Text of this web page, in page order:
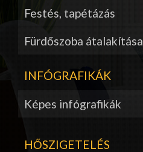
Festés, tapétázás
Fürdőszoba átalakítása
INFÓGRAFIKÁK
Képes infógrafikák
HŐSZIGETELÉS